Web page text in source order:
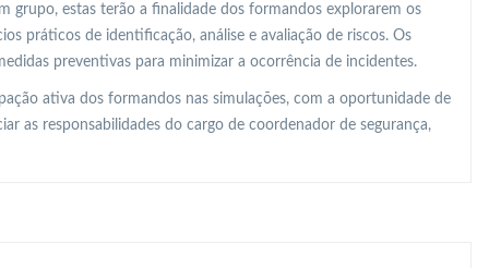
grupo, estas terão a finalidade dos formandos explorarem os
práticos de identificação, análise e avaliação de riscos. Os
preventivas para minimizar a ocorrência de incidentes.
ativa dos formandos nas simulações, com a oportunidade de
as responsabilidades do cargo de coordenador de segurança,